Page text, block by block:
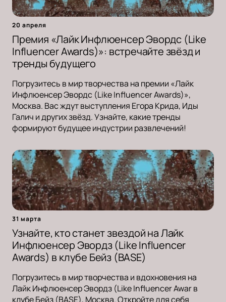
20 апреля
Премия «Лайк Инфлюенсер Эвордс (Like
Influencer Awards)»: встречайте звёзд и
тренды будущего
Погрузитесь в мир творчества на премии «Лайк
Инфлюенсер Эвордс (Like Influencer Awards)»,
Москва. Вас ждут выступления Егора Крида, Иды
Галич и других звёзд. Узнайте, какие тренды
формируют будущее индустрии развлечений!
31 марта
Узнайте, кто станет звездой на Лайк
Инфлюенсер Эвордз (Like Influencer
Awards) в клубе Бейз (BASE)
Погрузитесь в мир творчества и вдохновения на
Лайк Инфлюенсер Эвордз (Like Influencer Awar в
клубе Бейз (BASE), Москва. Откройте для себя